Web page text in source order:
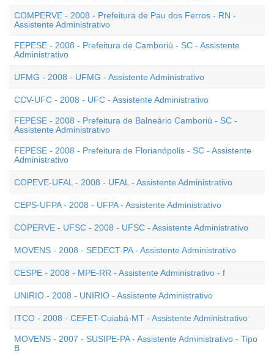
COMPERVE - 2008 - Prefeitura de Pau dos Ferros - RN -
Assistente Administrativo
FEPESE - 2008 - Prefeitura de Camboriú - SC - Assistente
Administrativo
UFMG - 2008 - UFMG - Assistente Administrativo
CCV-UFC - 2008 - UFC - Assistente Administrativo
FEPESE - 2008 - Prefeitura de Balneário Camboriú - SC -
Assistente Administrativo
FEPESE - 2008 - Prefeitura de Florianópolis - SC - Assistente
Administrativo
COPEVE-UFAL - 2008 - UFAL - Assistente Administrativo
CEPS-UFPA - 2008 - UFPA - Assistente Administrativo
COPERVE - UFSC - 2008 - UFSC - Assistente Administrativo
MOVENS - 2008 - SEDECT-PA - Assistente Administrativo
CESPE - 2008 - MPE-RR - Assistente Administrativo - f
UNIRIO - 2008 - UNIRIO - Assistente Administrativo
ITCO - 2008 - CEFET-Cuiabá-MT - Assistente Administrativo
MOVENS - 2007 - SUSIPE-PA - Assistente Administrativo - Tipo
B